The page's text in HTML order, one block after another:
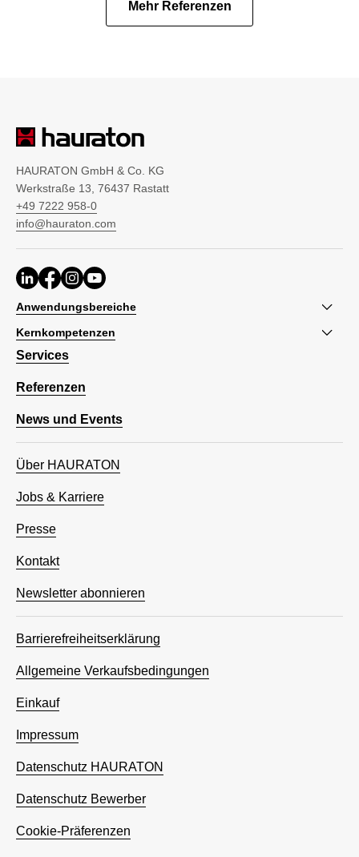
Mehr Referenzen
HAURATON GmbH & Co. KG
Werkstraße 13, 76437 Rastatt
+49 7222 958-0
info@hauraton.com
Anwendungsbereiche
Kernkompetenzen
Services
Referenzen
News und Events
Über HAURATON
Jobs & Karriere
Presse
Kontakt
Newsletter abonnieren
Barrierefreiheitserklärung
Allgemeine Verkaufsbedingungen
Einkauf
Impressum
Datenschutz HAURATON
Datenschutz Bewerber
Cookie-Präferenzen